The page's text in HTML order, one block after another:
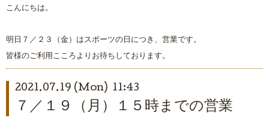
こんにちは。
明日７／２３（金）はスポーツの日につき、営業です。
皆様のご利用こころよりお待ちしております。
2021.07.19 (Mon) 11:43
７／１９（月）１５時までの営業